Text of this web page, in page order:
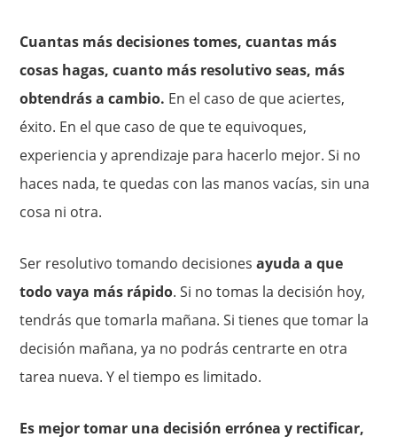
Cuantas más decisiones tomes, cuantas más
cosas hagas, cuanto más resolutivo seas, más
obtendrás a cambio. En el caso de que aciertes,
éxito. En el que caso de que te equivoques,
experiencia y aprendizaje para hacerlo mejor. Si no
haces nada, te quedas con las manos vacías, sin una
cosa ni otra.
Ser resolutivo tomando decisionesayuda a que
todo vaya más rápido. Si no tomas la decisión hoy,
tendrás que tomarla mañana. Si tienes que tomar la
decisión mañana, ya no podrás centrarte en otra
tarea nueva. Y el tiempo es limitado.
Es mejor tomar una decisión errónea y rectificar,